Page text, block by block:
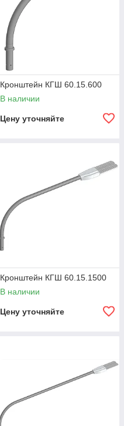
Кронштейн КГШ 60.15.600
В наличии
Цену уточняйте
Кронштейн КГШ 60.15.1500
В наличии
Цену уточняйте